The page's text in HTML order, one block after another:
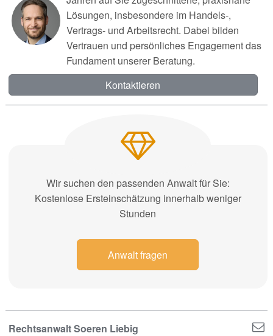
Lösungen, insbesondere im Handels-,
Vertrags- und Arbeitsrecht. Dabei bilden
Vertrauen und persönliches Engagement das
Fundament unserer Beratung.
Kontaktieren
Wir suchen den passenden Anwalt für Sie:
Kostenlose Ersteinschätzung innerhalb weniger
Stunden
Anwalt fragen
Rechtsanwalt Soeren Liebig